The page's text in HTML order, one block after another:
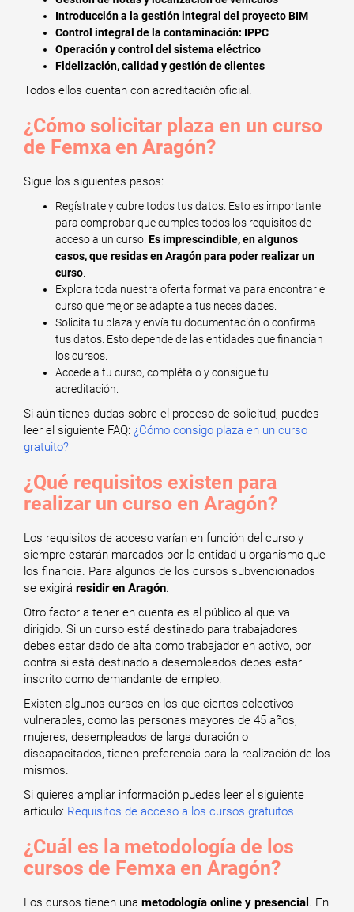
Introducción a la gestión integral del proyecto BIM
Control integral de la contaminación: IPPC
Operación y control del sistema eléctrico
Fidelización, calidad y gestión de clientes
Todos ellos cuentan con acreditación oficial.
¿Cómo solicitar plaza en un curso
de Femxa en Aragón?
Sigue los siguientes pasos:
Regístrate y cubre todos tus datos. Esto es importante
para comprobar que cumples todos los requisitos de
acceso a un curso. Es imprescindible, en algunos
casos, que residas en Aragón para poder realizar un
curso
Explora toda nuestra oferta formativa para encontrar el
curso que mejor se adapte a tus necesidades.
Solicita tu plaza y envía tu documentación o confirma
tus datos. Esto depende de las entidades que financian
los cursos.
Accede a tu curso, complétalo y consigue tu
acreditación.
Si aún tienes dudas sobre el proceso de solicitud, puedes
leer el siguiente FAQ: ¿Cómo consigo plaza en un curso
gratuito?
¿Qué requisitos existen para
realizar un curso en Aragón?
Los requisitos de acceso varían en función del curso y
siempre estarán marcados por la entidad u organismo que
los financia. Para algunos de los cursos subvencionados
se exigirá residir en Aragón.
Otro factor a tener en cuenta es al público al que va
dirigido. Si un curso está destinado para trabajadores
debes estar dado de alta como trabajador en activo, por
contra si está destinado a desempleados debes estar
inscrito como demandante de empleo.
Existen algunos cursos en los que ciertos colectivos
vulnerables, como las personas mayores de 45 años,
mujeres, desempleados de larga duración o
discapacitados, tienen preferencia para la realización de los
mismos.
Si quieres ampliar información puedes leer el siguiente
artículo: Requisitos de acceso a los cursos gratuitos
¿Cuál es la metodología de los
cursos de Femxa en Aragón?
Los cursos tienen una metodología online y presencial . En